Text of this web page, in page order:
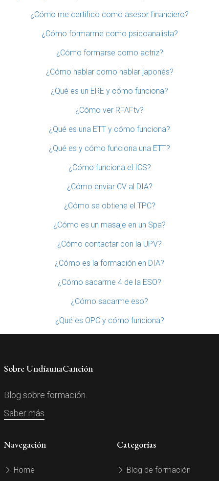
¿Cómo me certifico como asesor financiero?
¿Cómo formarme como psicoanalista?
¿Cómo formarse como actriz?
¿Cómo hablar como hablar japonés?
¿Qué es un ERE y cómo funciona?
¿Cómo ver RFAFtv?
¿Qué es una ETT y cómo funciona?
¿Qué es y cómo funciona una ETT?
¿Cómo funciona el ICS?
¿Cómo enviar CV al DIA?
¿Cómo se obtiene el TPC?
¿Cómo es un masaje en un Spa?
¿Cómo contactar con la UPV?
¿Cómo es la formación en DIA?
¿Cómo sacarme 4 de la ESO?
¿Cómo sacarme eso?
¿Qué es OPC y cómo funciona?
Sobre UndíaunaCanción
Blog sobre formación.
Saber más
Navegación
Home
Categorías
Blog de formación